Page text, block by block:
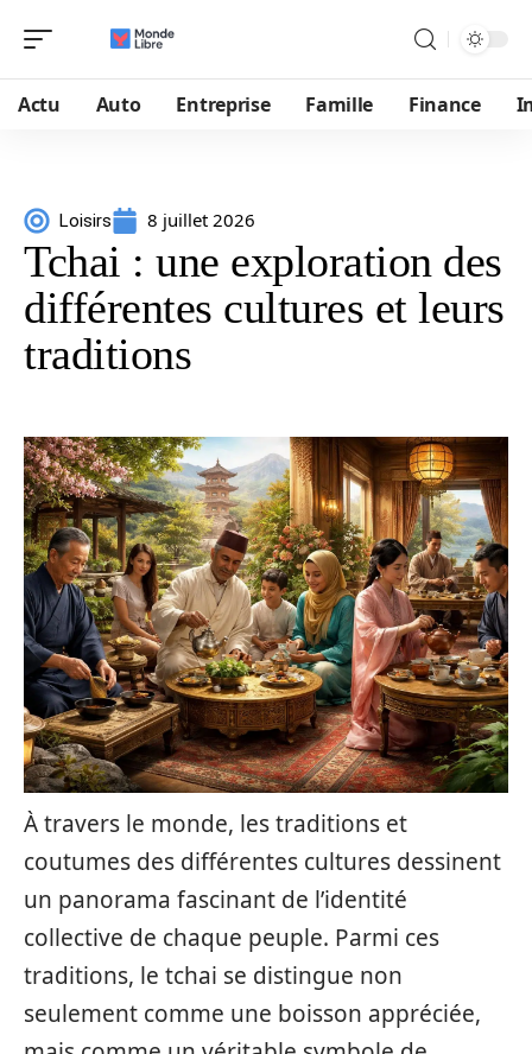
Actu Auto Entreprise Famille Finance
Loisirs 8 juillet 2026
Tchai : une exploration des
différentes cultures et leurs
traditions
À travers le monde, les traditions et
coutumes des différentes cultures dessinent
un panorama fascinant de l’identité
collective de chaque peuple. Parmi ces
traditions, le tchai se distingue non
seulement comme une boisson appréciée,